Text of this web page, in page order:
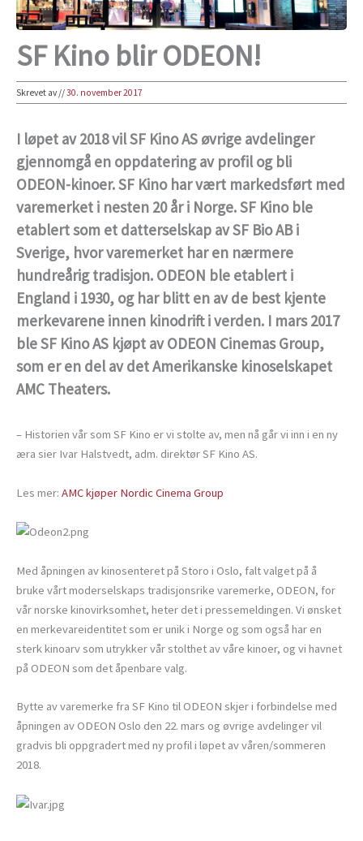
SF Kino blir ODEON!
Skrevet av//30. november 2017
I løpet av 2018 vil SF Kino AS øvrige avdelinger
gjennomgå en oppdatering av profil og bli
ODEON-kinoer. SF Kino har vært markedsført med
varemerket i nesten 20 år i Norge. SF Kino ble
etablert som et datterselskap av SF Bio AB i
Sverige, hvor varemerket har en nærmere
hundreårig tradisjon. ODEON ble etablert i
England i 1930, og har blitt en av de best kjente
merkevarene innen kinodrift i verden. I mars 2017
ble SF Kino AS kjøpt av ODEON Cinemas Group,
som er en del av det Amerikanske kinoselskapet
AMC Theaters.
– Historien vår som SF Kino er vi stolte av, men nå går vi inn i en ny
æra sier Ivar Halstvedt, adm. direktør SF Kino AS.
Les mer: AMC kjøper Nordic Cinema Group
Med åpningen av kinosenteret på Storo i Oslo, falt valget på å
bruke vårt moderselskaps tradisjonsrike varemerke, ODEON, for
vår norske kinovirksomhet, heter det i pressemeldingen. Vi ønsket
en merkevareidentitet som er unik i Norge og som også har en
sterk kinoarv som utrykker vår stolthet av våre kinoer, og vi havnet
på ODEON som det åpenbare valg.
Bytte av varemerke fra SF Kino til ODEON skjer i forbindelse med
åpningen av ODEON Oslo den 22. mars og øvrige avdelinger vil
gradvis bli oppgradert med ny profil i løpet av våren/sommeren
2018.